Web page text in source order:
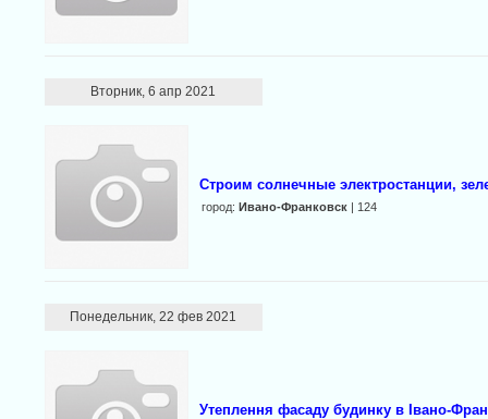
Вторник, 6 апр 2021
Строим солнечные электростанции,
город: Ивано-Франковск| 124
Понедельник, 22 фев 2021
Утеплення фасаду будинку в Івано-